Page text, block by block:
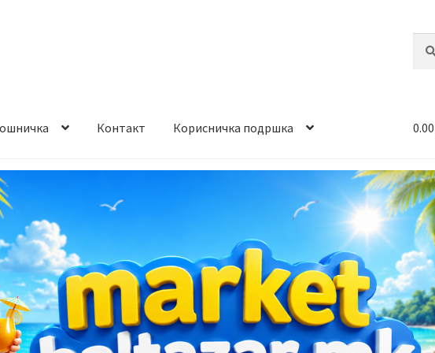
for:
Контакт Корисничка подршка
и начин на плаќање
на производ Услови за користење
0.00